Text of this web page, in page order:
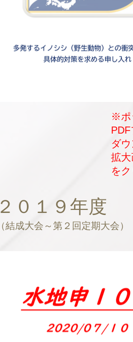
※ポ
PDF
ダ
拡
を
２０１９年度
（結成大会～第２回定期大会）